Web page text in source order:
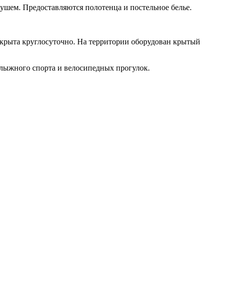
Предоставляются полотенца и постельное белье.
круглосуточно. На территории оборудован крытый
спорта и велосипедных прогулок.